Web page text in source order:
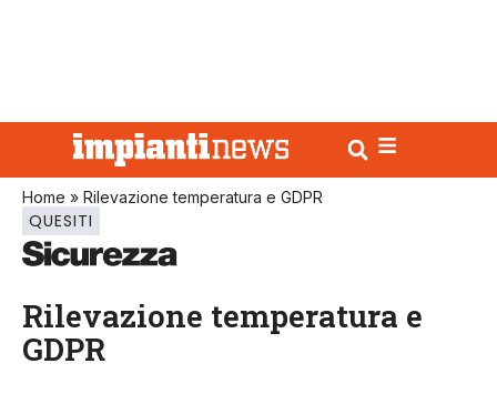
Home » Rilevazione temperatura e GDPR
QUESITI
Rilevazione temperatura e
GDPR